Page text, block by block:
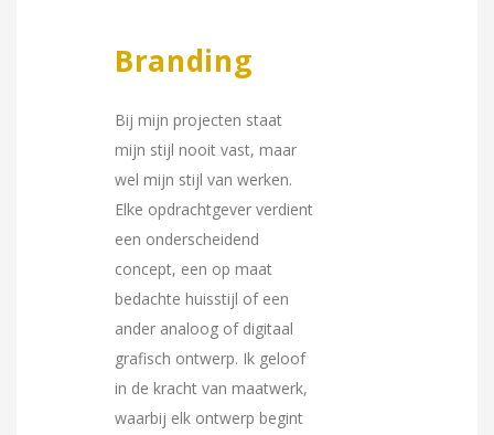
Branding
Bij mijn projecten staat
mijn stijl nooit vast, maar
wel mijn stijl van werken.
Elke opdrachtgever verdient
een onderscheidend
concept, een op maat
bedachte huisstijl of een
ander analoog of digitaal
grafisch ontwerp. Ik geloof
in de kracht van maatwerk,
waarbij elk ontwerp begint